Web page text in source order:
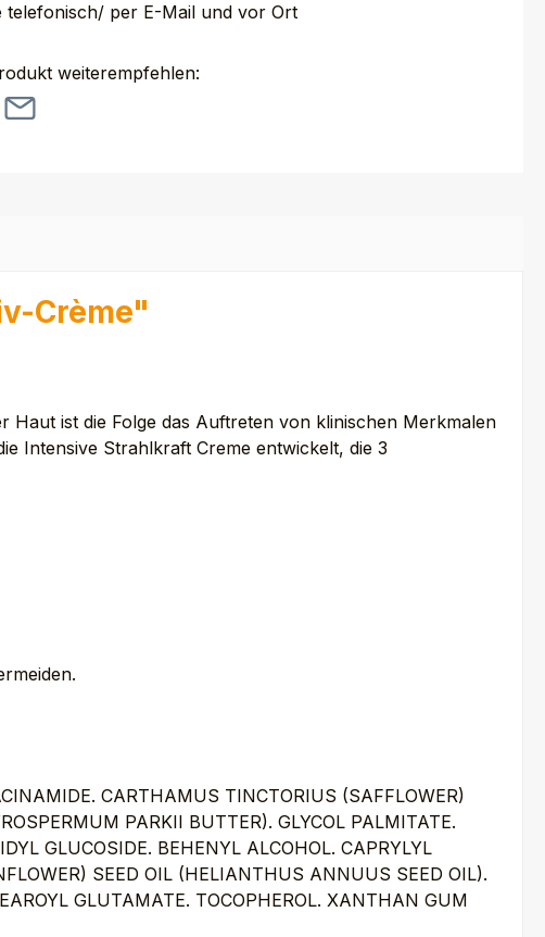
telefonisch/ per E-Mail und vor Ort
weiterempfehlen:
Crème"
ist die Folge das Auftreten von klinischen Merkmalen
Intensive Strahlkraft Creme entwickelt, die 3
CARTHAMUS TINCTORIUS (SAFFLOWER)
PARKII BUTTER). GLYCOL PALMITATE.
GLUCOSIDE. BEHENYL ALCOHOL. CAPRYLYL
SEED OIL (HELIANTHUS ANNUUS SEED OIL).
GLUTAMATE. TOCOPHEROL. XANTHAN GUM